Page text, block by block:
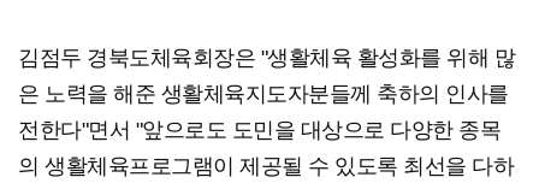
김점두 경북도체육회장은 "생활체육 활성화를 위해 많
은 노력을 해준 생활체육지도자분들께 축하의 인사를
전한다"면서 "앞으로도 도민을 대상으로 다양한 종목
의 생활체육프로그램이 제공될 수 있도록 최선을 다하